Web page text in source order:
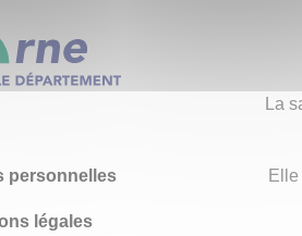
personnelles
légales
La